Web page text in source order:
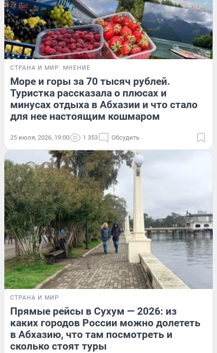
СТРАНА И МИР МНЕНИЕ
Море и горы за 70 тысяч рублей.
Туристка рассказала о плюсах и
минусах отдыха в Абхазии и что стало
для нее настоящим кошмаром
25 июля, 2026, 19:00 1 353 Обсудить
СТРАНА И МИР
Прямые рейсы в Сухум — 2026: из
каких городов России можно долететь
в Абхазию, что там посмотреть и
сколько стоят туры